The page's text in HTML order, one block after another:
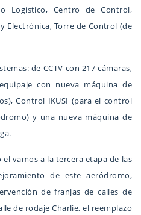
Logístico, Centro de Control,
Electrónica, Torre de Control (de
de CCTV con 217 cámaras,
con nueva máquina de
Control IKUSI (para el control
y una nueva máquina de
el vamos a la tercera etapa de las
de este aeródromo,
de franjas de calles de
de rodaje Charlie, el reemplazo